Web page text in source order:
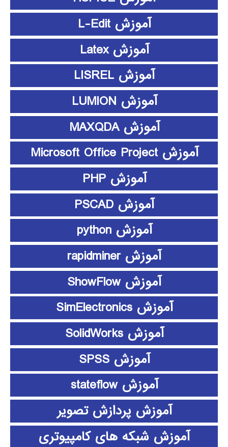
آموزش L-Edit
آموزش Latex
آموزش LISREL
آموزش LUMION
آموزش MAXQDA
آموزش Microsoft Office Project
آموزش PHP
آموزش PSCAD
آموزش python
آموزش rapidminer
آموزش ShowFlow
آموزش SimElectronics
آموزش SolidWorks
آموزش SPSS
آموزش stateflow
آموزش پردازش تصویر
آموزش شبکه های کامپیوتری